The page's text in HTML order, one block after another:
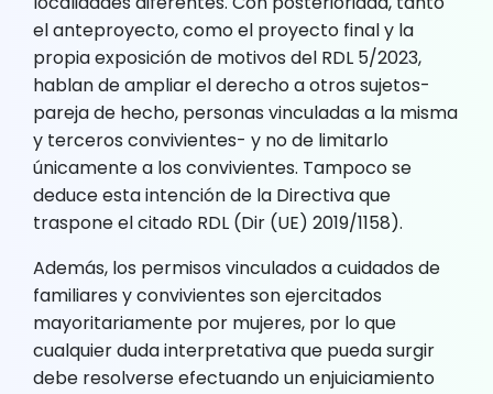
el anteproyecto, como el proyecto final y la
propia exposición de motivos del RDL 5/2023,
hablan de ampliar el derecho a otros sujetos-
pareja de hecho, personas vinculadas a la misma
y terceros convivientes- y no de limitarlo
únicamente a los convivientes. Tampoco se
deduce esta intención de la Directiva que
traspone el citado RDL (Dir (UE) 2019/1158).
Además, los permisos vinculados a cuidados de
familiares y convivientes son ejercitados
mayoritariamente por mujeres, por lo que
cualquier duda interpretativa que pueda surgir
debe resolverse efectuando un enjuiciamiento